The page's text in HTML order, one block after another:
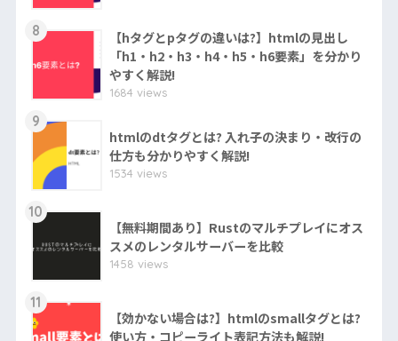
8
【hタグとpタグの違いは?】htmlの見出し
「h1・h2・h3・h4・h5・h6要素」を分かり
やすく解説!
1684 views
9
htmlのdtタグとは? 入れ子の決まり・改行の
仕方も分かりやすく解説!
1534 views
10
【無料期間あり】Rustのマルチプレイにオス
スメのレンタルサーバーを比較
1458 views
11
【効かない場合は?】htmlのsmallタグとは?
使い方・コピーライト表記方法も解説!